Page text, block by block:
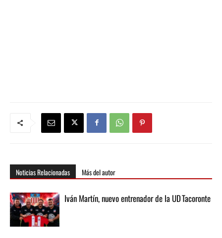
Noticias Relacionadas Más del autor
Iván Martín, nuevo entrenador de la UD Tacoronte